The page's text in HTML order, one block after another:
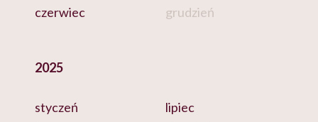
czerwiec
grudzień
2025
styczeń
lipiec